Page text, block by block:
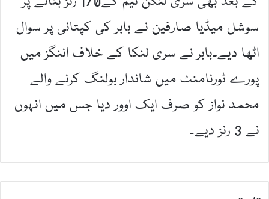
سوشل میڈیا صارفین نے بابر کی کپتانی پر سوال
اٹھا دیے۔بابر نے سری لنکا کے خلاف اننگز میں
پورے ٹورنامنٹ میں شاندار بولنگ کرنے والے
محمد نواز کو صرف ایک اوور دیا جس میں انہوں
نے 3 رنز دیے۔